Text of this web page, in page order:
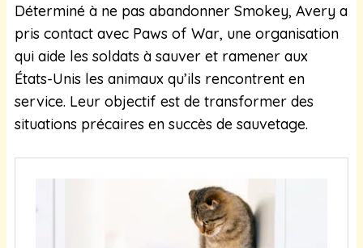
Déterminé à ne pas abandonner Smokey, Avery a
pris contact avec Paws of War, une organisation
qui aide les soldats à sauver et ramener aux
États-Unis les animaux qu’ils rencontrent en
service. Leur objectif est de transformer des
situations précaires en succès de sauvetage.